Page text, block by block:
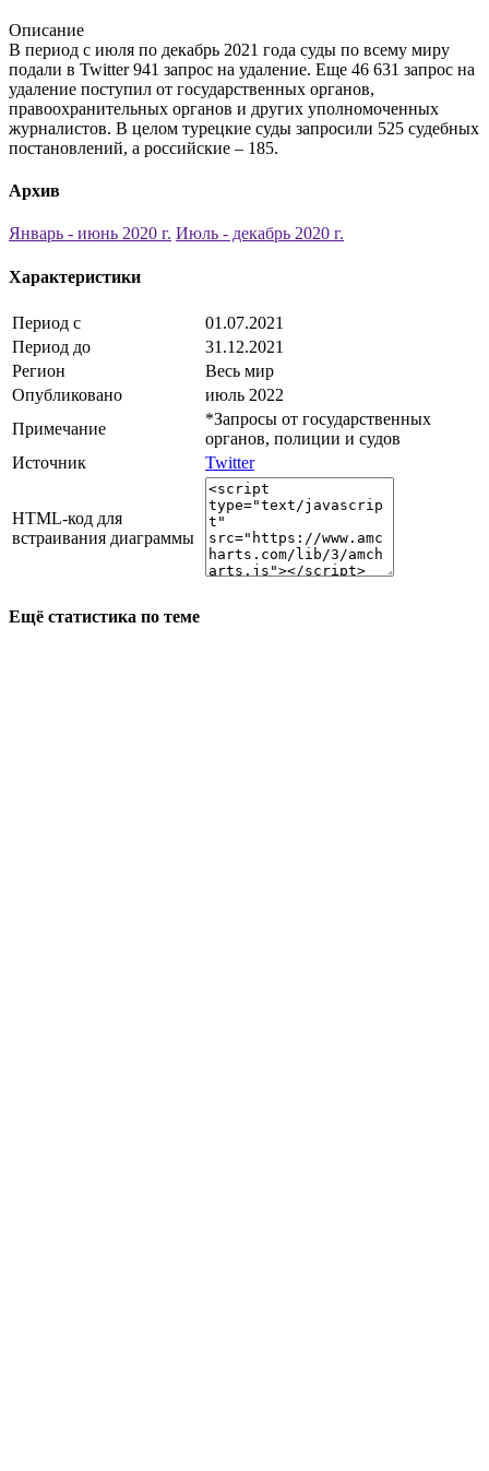
Описание
В период с июля по декабрь 2021 года суды по всему миру
подали в Twitter 941 запрос на удаление. Еще 46 631 запрос на
удаление поступил от государственных органов,
правоохранительных органов и других уполномоченных
журналистов. В целом турецкие суды запросили 525 судебных
постановлений, а российские – 185.
Архив
Январь - июнь 2020 г. Июль - декабрь 2020 г.
Характеристики
Период с
01.07.2021
Период до
31.12.2021
Регион
Весь мир
Опубликовано
июль 2022
Примечание
*Запросы от государственных
органов, полиции и судов
Источник
Twitter
HTML-код для
встраивания диаграммы
Ещё статистика по теме